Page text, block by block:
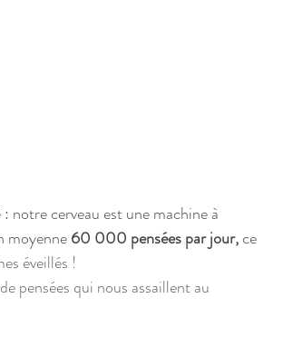
notre cerveau est une machine à
moyenne60 000 pensées par jour, ce
éveillés !
pensées qui nous assaillent au